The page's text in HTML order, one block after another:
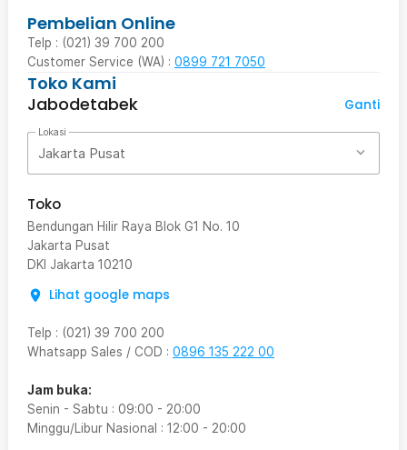
Pembelian Online
Telp : (021) 39 700 200
Customer Service (WA) : 0899 721 7050
Toko Kami
Jabodetabek
Ganti
Lokasi
Jakarta Pusat
Toko
Bendungan Hilir Raya Blok G1 No. 10
Jakarta Pusat
DKI Jakarta 10210
Lihat google maps
Telp : (021) 39 700 200
Whatsapp Sales / COD : 0896 135 222 00
Jam buka:
Senin - Sabtu : 09:00 - 20:00
Minggu/Libur Nasional : 12:00 - 20:00